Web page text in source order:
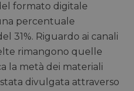
formato digitale
percentuale
31%. Riguardo ai canali
rimangono quelle
la metà dei materiali
divulgata attraverso